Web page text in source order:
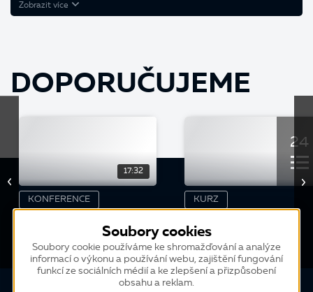
Zobrazit více
DOPORUČUJEME
17:32
KONFERENCE
Alliance Healthcare o
nasazení K2 e-shopu pro
Alphega lékárny
24
KURZ
Soubory cookies
Soubory cookie používáme ke shromažďování a analýze
informací o výkonu a používání webu, zajištění fungování
funkcí ze sociálních médií a ke zlepšení a přizpůsobení
obsahu a reklam.